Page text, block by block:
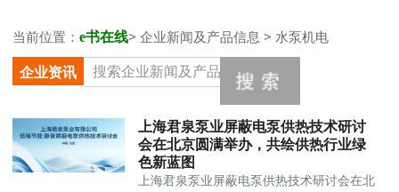
当前位置：e书在线> 企业新闻及产品信息 > 水泵机电
企业资讯
上海君泉泵业屏蔽电泵供热技术研讨
会在北京圆满举办，共绘供热行业绿
色新蓝图
上海君泉泵业屏蔽电泵供热技术研讨会在北